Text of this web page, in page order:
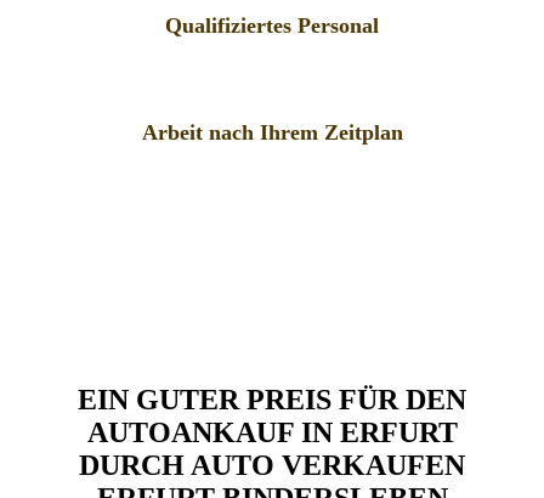
Qualifiziertes Personal
Arbeit nach Ihrem Zeitplan
EIN GUTER PREIS FÜR DEN
AUTOANKAUF IN ERFURT
DURCH AUTO VERKAUFEN